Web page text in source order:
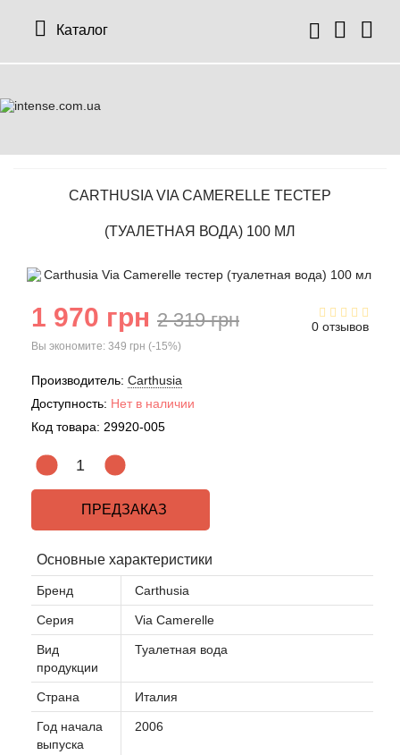
Каталог
CARTHUSIA VIA CAMERELLE ТЕСТЕР
(ТУАЛЕТНАЯ ВОДА) 100 МЛ
0 отзывов
1 970 грн 2 319 грн
Вы экономите: 349 грн (-15%)
Производитель: Carthusia
Доступность: Нет в наличии
Код товара: 29920-005
ПРЕДЗАКАЗ
Основные характеристики
Бренд Carthusia
Серия Via Camerelle
Вид
продукции
Туалетная вода
Страна Италия
Год начала
выпуска
2006